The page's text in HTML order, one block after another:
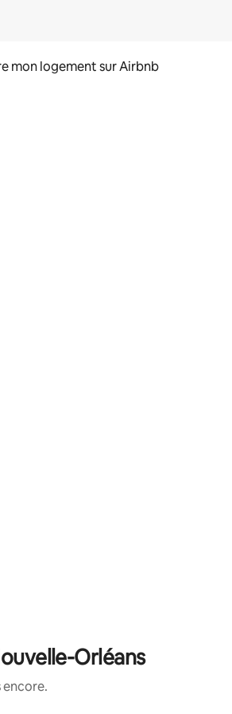
mon logement sur Airbnb
Orléans
encore.